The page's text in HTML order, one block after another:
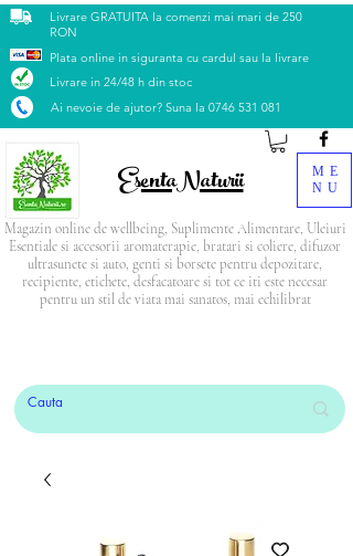
EsentaNaturii
Livrare GRATUITA la comenzi mai mari de 250
RON
Plata online in siguranta cu cardul sau la livrare
Livrare in 24/48 h din stoc
Ai nevoie de ajutor? Suna la 0746 531 081
ME
NU
Magazin online de wellbeing, Suplimente Alimentare, Uleiuri
Esentiale si accesorii aromaterapie, bratari si coliere, difuzor
ultrasunete si auto, genti si borsete pentru depozitare,
recipiente, etichete, desfacatoare si tot ce iti este necesar
pentru un stil de viata mai sanatos, mai echilibrat